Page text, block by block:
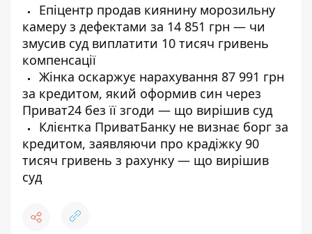
Епіцентр продав киянину морозильну
камеру з дефектами за 14 851 грн — чи
змусив суд виплатити 10 тисяч гривень
компенсації
Жінка оскаржує нарахування 87 991 грн
за кредитом, який оформив син через
Приват24 без її згоди — що вирішив суд
Клієнтка ПриватБанку не визнає борг за
кредитом, заявляючи про крадіжку 90
тисяч гривень з рахунку — що вирішив
суд